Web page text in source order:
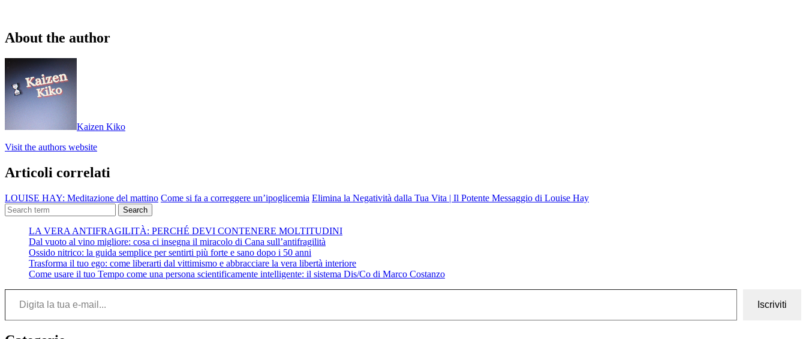
About the author
Kaizen Kiko
Visit the authors website
Articoli correlati
LOUISE HAY: Meditazione del mattino Come si fa a correggere un’ipoglicemia Elimina la Negatività dalla Tua Vita | Il Potente Messaggio di Louise Hay
Search
LA VERA ANTIFRAGILITÀ: PERCHÉ DEVI CONTENERE MOLTITUDINI
Dal vuoto al vino migliore: cosa ci insegna il miracolo di Cana sull’antifragilità
Ossido nitrico: la guida semplice per sentirti più forte e sano dopo i 50 anni
Trasforma il tuo ego: come liberarti dal vittimismo e abbracciare la vera libertà interiore
Come usare il tuo Tempo come una persona scientificamente intelligente: il sistema Dis/Co di Marco Costanzo
Digita la tua e-mail...
Iscriviti